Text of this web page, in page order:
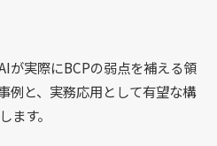
が実際にBCPの弱点を補える領
例と、実務応用として有望な構
ます。